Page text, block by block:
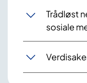
Trådløst
sosiale